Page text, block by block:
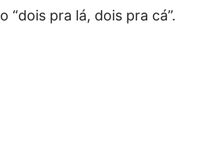
“dois pra lá, dois pra cá”.